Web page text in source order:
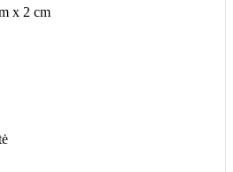
x 2 cm